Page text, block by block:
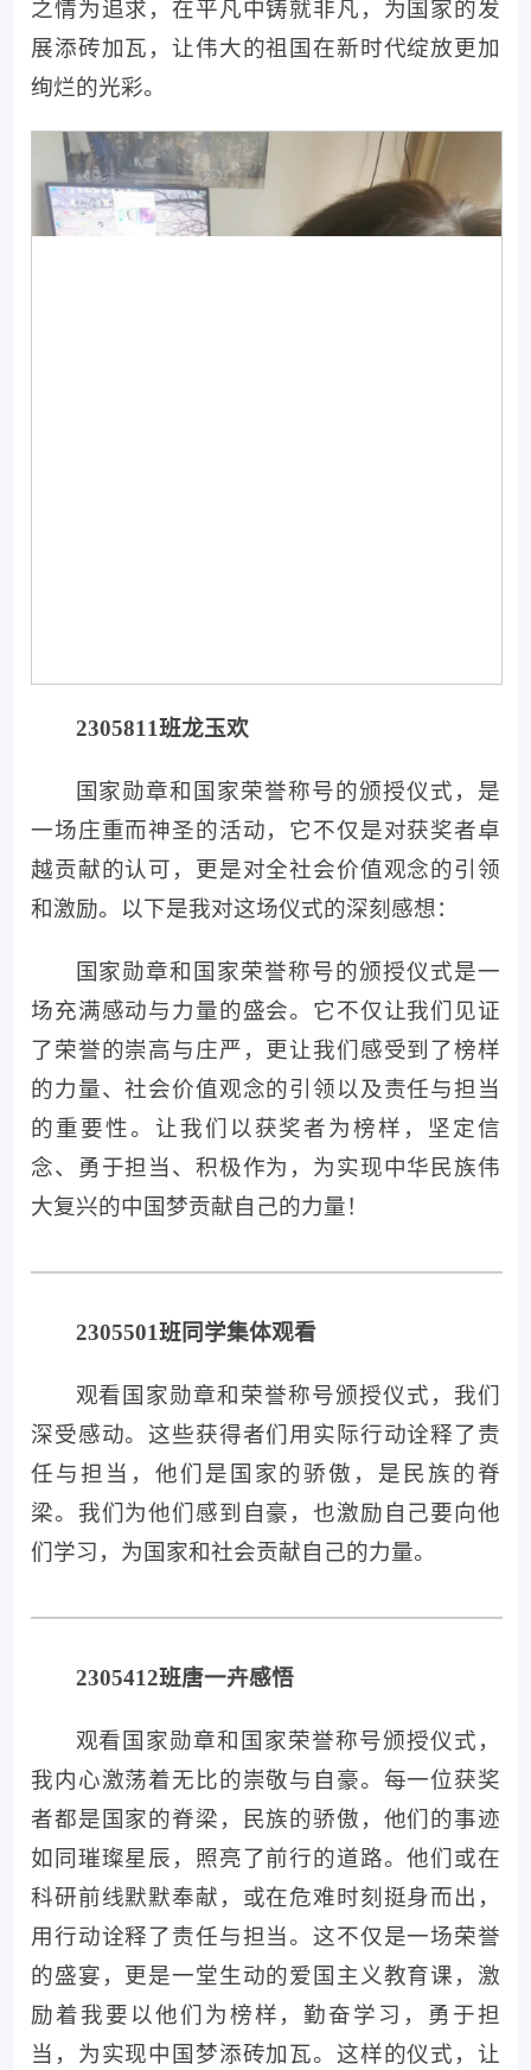
之情为追求，在平凡中铸就非凡，为国家的发
展添砖加瓦，让伟大的祖国在新时代绽放更加
绚烂的光彩。
2305811班龙玉欢
国家勋章和国家荣誉称号的颁授仪式，是
一场庄重而神圣的活动，它不仅是对获奖者卓
越贡献的认可，更是对全社会价值观念的引领
和激励。以下是我对这场仪式的深刻感想：
国家勋章和国家荣誉称号的颁授仪式是一
场充满感动与力量的盛会。它不仅让我们见证
了荣誉的崇高与庄严，更让我们感受到了榜样
的力量、社会价值观念的引领以及责任与担当
的重要性。让我们以获奖者为榜样，坚定信
念、勇于担当、积极作为，为实现中华民族伟
大复兴的中国梦贡献自己的力量！
深受感动。这些获得者们用实际行动诠释了责
任与担当，他们是国家的骄傲，是民族的脊
梁。我们为他们感到自豪，也激励自己要向他
们学习，为国家和社会贡献自己的力量。
2305412班唐一卉感悟
观看国家勋章和国家荣誉称号颁授仪式，